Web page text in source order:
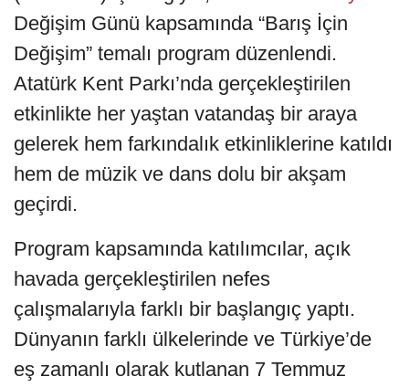
Değişim Günü kapsamında “Barış İçin
Değişim” temalı program düzenlendi.
Atatürk Kent Parkı’nda gerçekleştirilen
etkinlikte her yaştan vatandaş bir araya
gelerek hem farkındalık etkinliklerine katıldı
hem de müzik ve dans dolu bir akşam
geçirdi.
Program kapsamında katılımcılar, açık
havada gerçekleştirilen nefes
çalışmalarıyla farklı bir başlangıç yaptı.
Dünyanın farklı ülkelerinde ve Türkiye’de
eş zamanlı olarak kutlanan 7 Temmuz